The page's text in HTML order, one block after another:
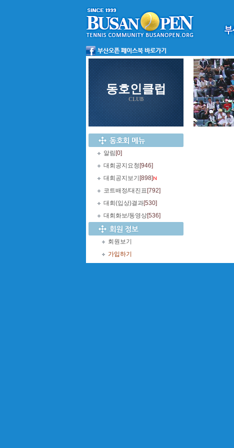
동호인클럽
CLUB
알림 [0]
대회공지요청 [946]
대회공지보기 [898]
코트배정/대진표 [792]
대회(입상)결과[530]
대회화보/동영상[536]
회원보기
가입하기